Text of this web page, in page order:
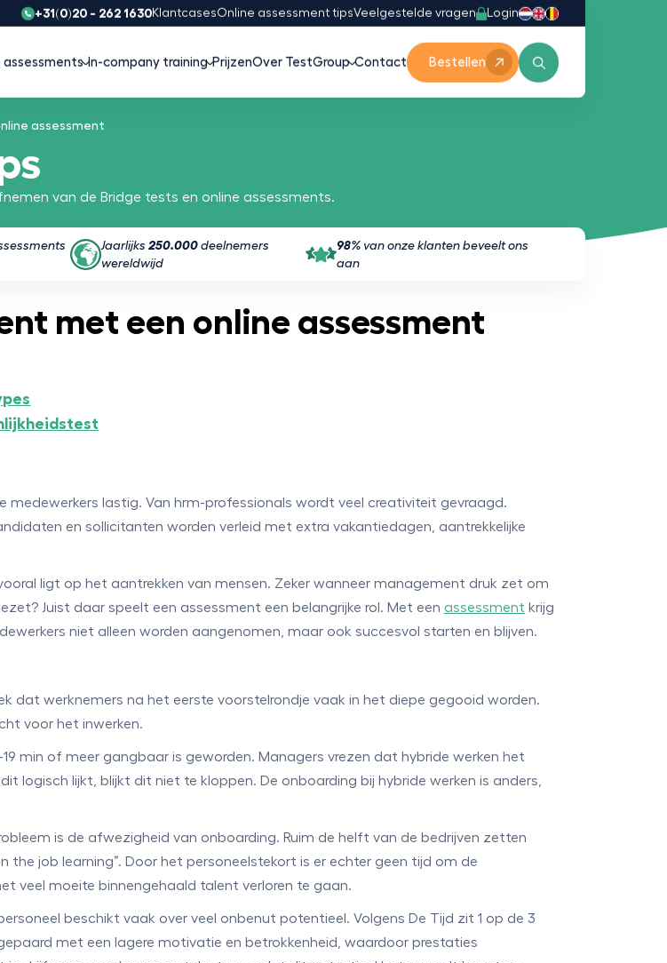
+31(0)20 - 262 1630KlantcasesOnline assessment tipsVeelgestelde vragen Login
assessments In-company training PrijzenOver TestGroup Contact Bestellen
assessment
van de Bridge tests en online assessments.
Jaarlijks 250.000 deelnemers
wereldwijd
98% van onze klanten beveelt ons
aan
met een online assessment
medewerkers lastig. Van hrm-professionals wordt veel creativiteit gevraagd.
en sollicitanten worden verleid met extra vakantiedagen, aantrekkelijke
ligt op het aantrekken van mensen. Zeker wanneer management druk zet om
Juist daar speelt een assessment een belangrijke rol. Met een assessment krijg
niet alleen worden aangenomen, maar ook succesvol starten en blijven.
dat werknemers na het eerste voorstelrondje vaak in het diepe gegooid worden.
voor het inwerken.
min of meer gangbaar is geworden. Managers vrezen dat hybride werken het
logisch lijkt, blijkt dit niet te kloppen. De onboarding bij hybride werken is anders,
is de afwezigheid van onboarding. Ruim de helft van de bedrijven zetten
job learning”. Door het personeelstekort is er echter geen tijd om de
veel moeite binnengehaald talent verloren te gaan.
beschikt vaak over veel onbenut potentieel. Volgens De Tijd zit 1 op de 3
met een lagere motivatie en betrokkenheid, waardoor prestaties